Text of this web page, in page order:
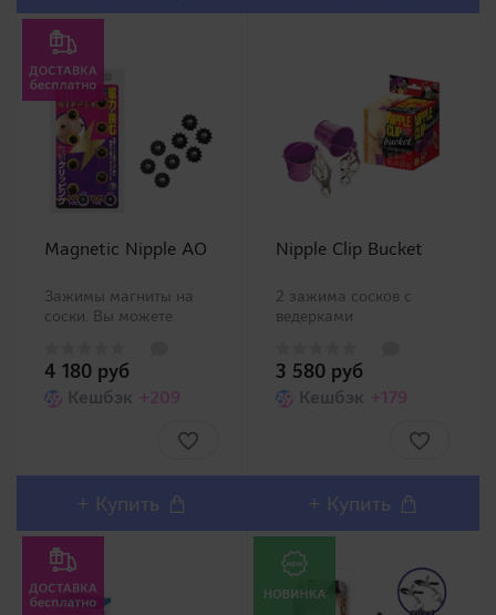
Magnetic Nipple AO
Зажимы магниты на
соски. Вы можете
один сразу 4. Также
применимо и для
4 180 руб
Кешбэк +209
+ Купить
Nipple Clip Bucket
2 зажима сосков с
ведерками
чем наполнить ведерки
регулируя вес. ..
3 580 руб
Кешбэк +179
+ Купить